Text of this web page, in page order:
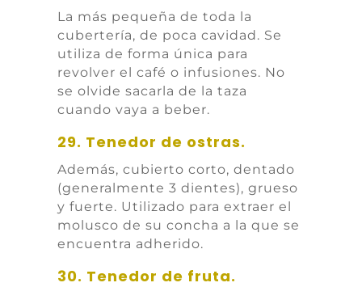
La más pequeña de toda la
cubertería, de poca cavidad. Se
utiliza de forma única para
revolver el café o infusiones. No
se olvide sacarla de la taza
cuando vaya a beber.
29. Tenedor de ostras.
Además, cubierto corto, dentado
(generalmente 3 dientes), grueso
y fuerte. Utilizado para extraer el
molusco de su concha a la que se
encuentra adherido.
30. Tenedor de fruta.